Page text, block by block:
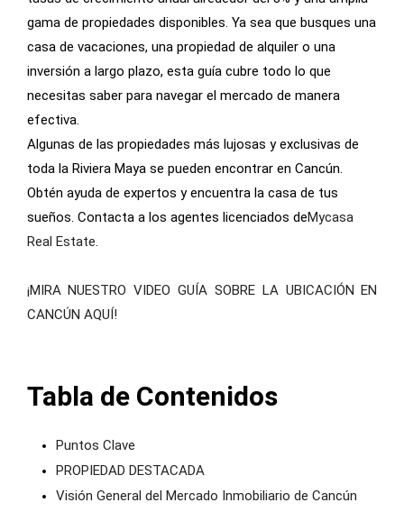
gama de propiedades disponibles. Ya sea que busques una
casa de vacaciones, una propiedad de alquiler o una
inversión a largo plazo, esta guía cubre todo lo que
necesitas saber para navegar el mercado de manera
efectiva.
Algunas de las propiedades más lujosas y exclusivas de
toda la Riviera Maya se pueden encontrar en Cancún.
Obtén ayuda de expertos y encuentra la casa de tus
sueños. Contacta a los agentes licenciados deMycasa
Real Estate.
¡MIRA NUESTRO VIDEO GUÍA SOBRE LA UBICACIÓN EN
CANCÚN AQUÍ!
Tabla de Contenidos
Puntos Clave
PROPIEDAD DESTACADA
Visión General del Mercado Inmobiliario de Cancún